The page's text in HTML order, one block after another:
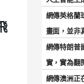
網傳英格蘭
畫面，並非
網傳特朗普
實，實為翻
網傳澳洲正